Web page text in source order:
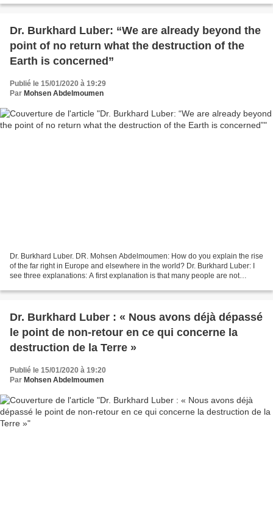
Dr. Burkhard Luber: “We are already beyond the
point of no return what the destruction of the
Earth is concerned”
Publié le 15/01/2020 à 19:29
Par Mohsen Abdelmoumen
Dr. Burkhard Luber. DR. Mohsen Abdelmoumen: How do you explain the rise
of the far right in Europe and elsewhere in the world? Dr. Burkhard Luber: I
see three explanations: A first explanation is that many people are not
Dr. Burkhard Luber : « Nous avons déjà dépassé
le point de non-retour en ce qui concerne la
destruction de la Terre »
Publié le 15/01/2020 à 19:20
Par Mohsen Abdelmoumen